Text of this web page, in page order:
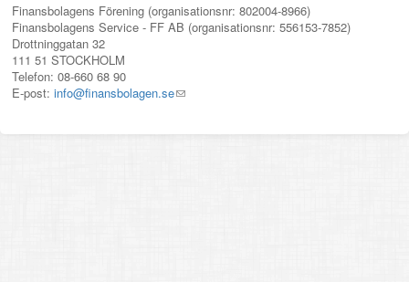
Finansbolagens Förening (organisationsnr: 802004-8966)
Finansbolagens Service - FF AB (organisationsnr: 556153-7852)
Drottninggatan 32
111 51 STOCKHOLM
Telefon: 08-660 68 90
E-post:info@finansbolagen.se(link